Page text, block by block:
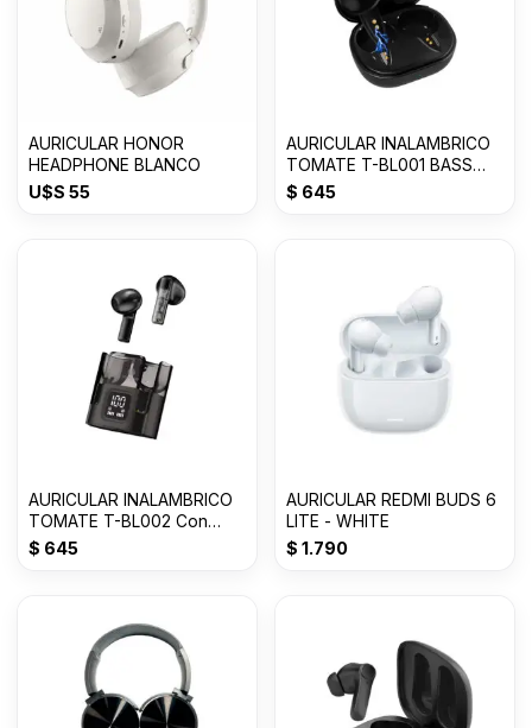
AURICULAR HONOR
HEADPHONE BLANCO
U$S 55
AURICULAR INALAMBRICO
TOMATE T-BL001 BASS
Con 50% OFF
$ 645
AURICULAR INALAMBRICO
TOMATE T-BL002 Con
50% OFF
$ 645
AURICULAR REDMI BUDS 6
LITE - WHITE
$ 1.790